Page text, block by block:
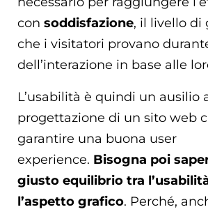
con soddisfazione, il livello di
che i visitatori provano
dell’interazione in base alle
L’usabilità è quindi un ausilio
progettazione di un sito web
garantire una buona user
experience. Bisogna poi
giusto equilibrio tra
l’aspetto grafico. Perché,